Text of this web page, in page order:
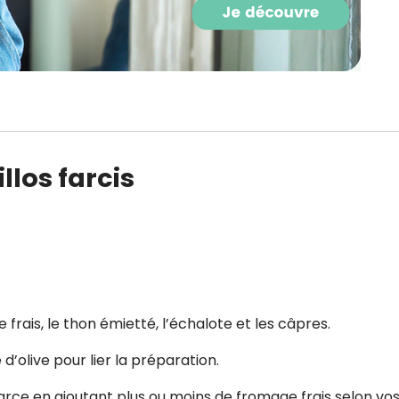
farcis
frais, le thon émietté, l’échalote et les câpres.
d’olive pour lier la préparation.